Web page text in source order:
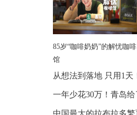
85岁“咖啡奶奶”的解忧咖啡
馆